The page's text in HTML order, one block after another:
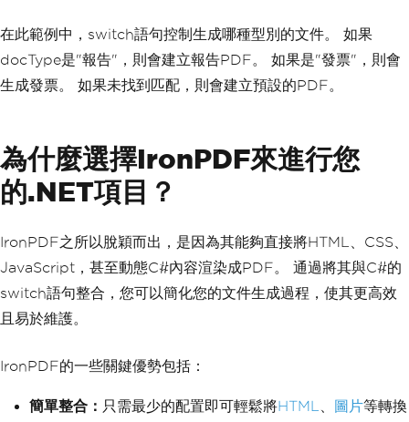
}
else
{
GeneratePdf(null);
public static void GeneratePdf(str
ing docType)
{
ChromePdfRenderer
switch
( docType)
case
"Report":
string reportHtml =
h1>Report</h1><p>This is a dynamically
generated report.</p>"
= renderer.RenderHtmlAsPdf
rt.pdf" );
在此範例中，switch語句控制生成哪種型別的文件。 如果
docType是"報告"，則會建立報告PDF。 如果是"發票"，則會
生成發票。 如果未找到匹配，則會建立預設的PDF。
為什麼選擇IronPDF來進行您
的.NET項目？
IronPDF之所以脫穎而出，是因為其能夠直接將HTML、CSS、
JavaScript，甚至動態C#內容渲染成PDF。 通過將其與C#的
switch語句整合，您可以簡化您的文件生成過程，使其更高效
且易於維護。
IronPDF的一些關鍵優勢包括：
簡單整合： 只需最少的配置即可輕鬆將HTML 圖片等轉換